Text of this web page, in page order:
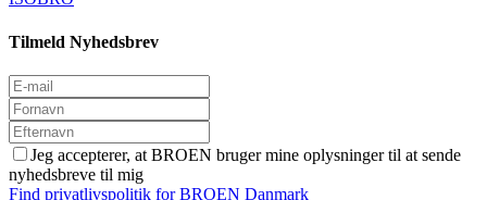
Tilmeld Nyhedsbrev
Jeg accepterer, at BROEN bruger mine oplysninger til at sende
nyhedsbreve til mig
Find privatlivspolitik for BROEN Danmark